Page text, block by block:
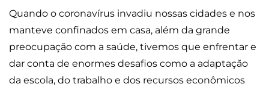
Quando o coronavírus invadiu nossas cidades e nos
manteve confinados em casa, além da grande
preocupação com a saúde, tivemos que enfrentar e
dar conta de enormes desafios como a adaptação
da escola, do trabalho e dos recursos econômicos